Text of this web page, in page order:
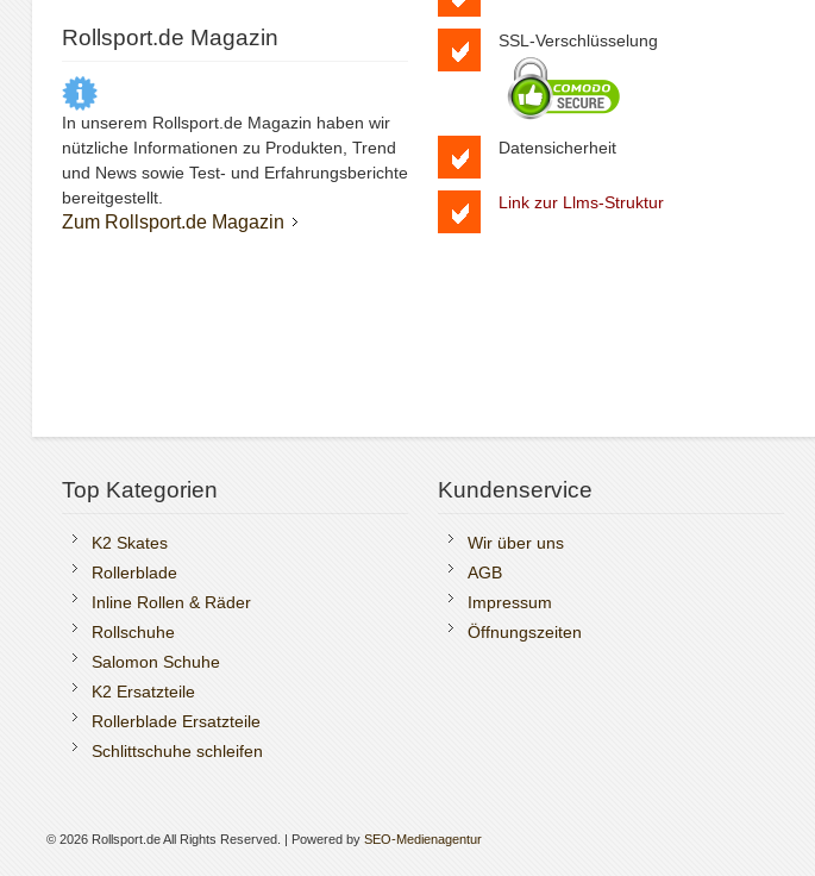
Rollsport.de Magazin
In unserem Rollsport.de Magazin haben wir
nützliche Informationen zu Produkten, Trend
und News sowie Test- und Erfahrungsberichte
bereitgestellt.
Zum Rollsport.de Magazin
SSL-Verschlüsselung
Datensicherheit
Link zur Llms-Struktur
Top Kategorien
K2 Skates
Rollerblade
Inline Rollen & Räder
Rollschuhe
Salomon Schuhe
K2 Ersatzteile
Rollerblade Ersatzteile
Schlittschuhe schleifen
Kundenservice
Wir über uns
AGB
Impressum
Öffnungszeiten
© 2026 Rollsport.de All Rights Reserved. | Powered by SEO-Medienagentur